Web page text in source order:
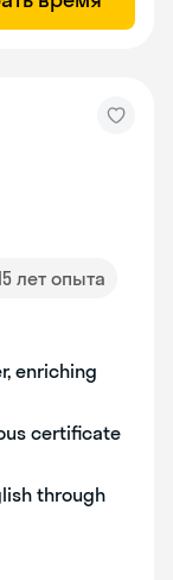
лет опыта
enriching
certificate
through